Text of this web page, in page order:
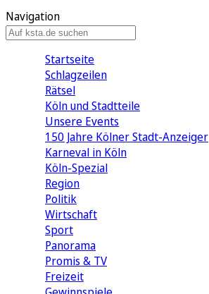
Navigation
Startseite
Schlagzeilen
Rätsel
Köln und Stadtteile
Unsere Events
150 Jahre Kölner Stadt-Anzeiger
Karneval in Köln
Köln-Spezial
Region
Politik
Wirtschaft
Sport
Panorama
Promis & TV
Freizeit